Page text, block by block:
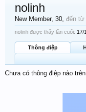
nolinh
New Member, 30, đến từ
nolinh được thấy lần cuối: 17/
Thông điệp
Chưa có thông điệp nào